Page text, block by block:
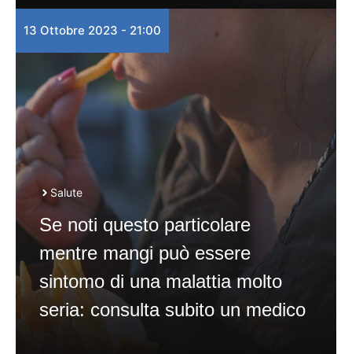
13 Ottobre 2023 - 21:00
Salute
Se noti questo particolare
mentre mangi può essere
sintomo di una malattia molto
seria: consulta subito un medico